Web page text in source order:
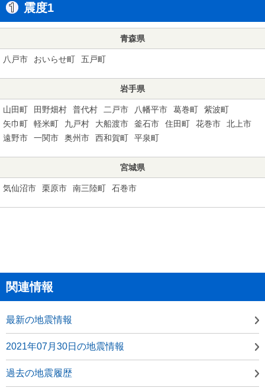
震度1
青森県
八戸市 おいらせ町 五戸町
岩手県
山田町 田野畑村 普代村 二戸市 八幡平市 葛巻町
紫波町
矢巾町
軽米町 九戸村 大船渡市 釜石市 住田町 花巻市
北上市
遠野市
一関市 奥州市 西和賀町 平泉町
宮城県
気仙沼市 栗原市 南三陸町 石巻市
関連情報
最新の地震情報
2021年07月30日の地震情報
過去の地震履歴